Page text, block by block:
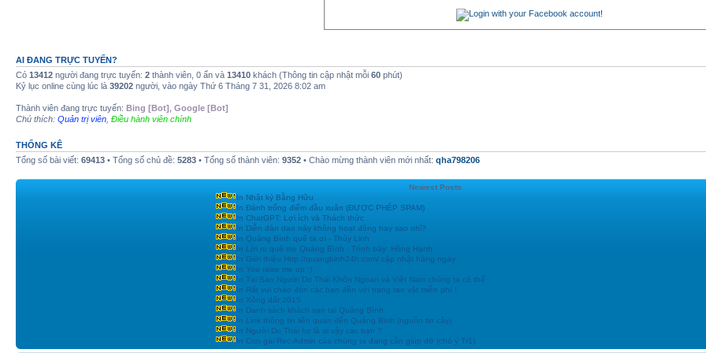
AI ĐANG TRỰC TUYẾN?
Có 13412 người đang trực tuyến: 2 thành viên, 0 ẩn và 13410 khách (Thông tin cập nhật mỗi 60 phút)
Kỷ lục online cùng lúc là 39202 người, vào ngày Thứ 6 Tháng 7 31, 2026 8:02 am
Thành viên đang trực tuyến: Bing [Bot] Google [Bot]
Chú thích: Quản trị viên Điều hành viên chính
THỐNG KÊ
Tổng số bài viết: 69413 • Tổng số chủ đề: 5283 • Tổng số thành viên: 9352 • Chào mừng thành viên mới nhất: qha798206
Newest Posts
In Nhật ký Bằng Hữu
In Đánh trống điểm đầu xuân (ĐƯỢC PHÉP SPAM)
In ChatGPT: Lợi ích và Thách thức
In Diễn đàn dạo này không hoạt động hay sao nhỉ?
In Quảng Bình quê ta ơi - Thùy Linh
In Lời ru quê mẹ Quảng Bình - Trình bày: Hồng Hạnh
In Giới thiệu Http://quangbinh24h.com/ cập nhật hàng ngày
In You raise me up :)
In Tại Sao Người Do Thái Khôn Ngoan và Việt Nam chúng ta có thể
In Rất vui chào đón các bạn đền với trang rao vặt miễn phí !
In Xông đất 2015
In Danh sách khách sạn tại Quảng Bình
In Link thông tin liên quan đến Quảng Binh (nguồn tin cậy)
In Người Do Thái họ là ai vậy các bạn ?
In Con gái Rec-Admin của chúng ta đang cần giúp đỡ (chú ý Tr1)